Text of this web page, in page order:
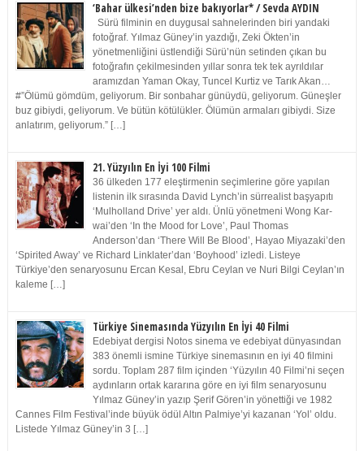
‘Bahar ülkesi’nden bize bakıyorlar* / Sevda AYDIN
Sürü filminin en duygusal sahnelerinden biri yandaki
fotoğraf. Yılmaz Güney’in yazdığı, Zeki Ökten’in
yönetmenliğini üstlendiği Sürü’nün setinden çıkan bu
fotoğrafın çekilmesinden yıllar sonra tek tek ayrıldılar
aramızdan Yaman Okay, Tuncel Kurtiz ve Tarık Akan…
#”Ölümü gömdüm, geliyorum. Bir sonbahar günüydü, geliyorum. Güneşler
buz gibiydi, geliyorum. Ve bütün kötülükler. Ölümün armaları gibiydi. Size
anlatırım, geliyorum.” […]
21. Yüzyılın En İyi 100 Filmi
36 ülkeden 177 eleştirmenin seçimlerine göre yapılan
listenin ilk sırasında David Lynch’in sürrealist başyapıtı
‘Mulholland Drive’ yer aldı. Ünlü yönetmeni Wong Kar-
wai’den ‘In the Mood for Love’, Paul Thomas
Anderson’dan ‘There Will Be Blood’, Hayao Miyazaki’den
‘Spirited Away’ ve Richard Linklater’dan ‘Boyhood’ izledi. Listeye
Türkiye’den senaryosunu Ercan Kesal, Ebru Ceylan ve Nuri Bilgi Ceylan’ın
kaleme […]
Türkiye Sinemasında Yüzyılın En İyi 40 Filmi
Edebiyat dergisi Notos sinema ve edebiyat dünyasından
383 önemli ismine Türkiye sinemasının en iyi 40 filmini
sordu. Toplam 287 film içinden ‘Yüzyılın 40 Filmi’ni seçen
aydınların ortak kararına göre en iyi film senaryosunu
Yılmaz Güney’in yazıp Şerif Gören’in yönettiği ve 1982
Cannes Film Festival’inde büyük ödül Altın Palmiye’yi kazanan ‘Yol’ oldu.
Listede Yılmaz Güney’in 3 […]